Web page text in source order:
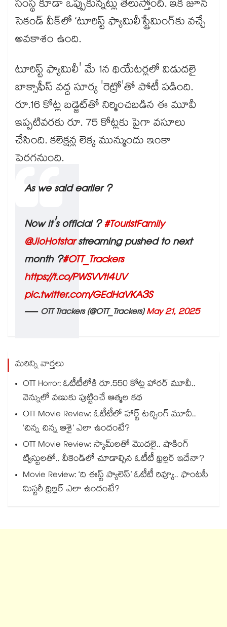
సంస్థ కూడా ఒప్పుకున్నట్లు తెలుస్తోంది. ఇక జూన్
సెకండ్ వీక్⁬లో ‘టూరిస్ట్‌‌ ఫ్యామిలీ’స్ట్రీమింగ్⁭కు వచ్చే
అవకాశం ఉంది.
టూరిస్ట్ ఫ్యామిలీ' మే 1న థియేటర్లలో విడుదలై
బాక్సాఫీస్ వద్ద సూర్య 'రెట్రో'తో పోటీ పడింది.
రూ.16 కోట్ల బడ్జెట్‌తో నిర్మించబడిన ఈ మూవీ
ఇప్పటివరకు రూ. 75 కోట్లకు పైగా వసూలు
చేసింది. కలెక్షన్ల లెక్క మున్ముందు ఇంకా
పెరగనుంది.
As we said earlier ?
Now it's official ?#TouristFamily
@JioHotstarstreaming pushed to next
month ?#OTT_Trackers
https://t.co/PWSVVtI4UV
pic.twitter.com/GEdHaVKA3S
— OTT Trackers (@OTT_Trackers)May 21, 2025
మరిన్ని వార్తలు
OTT Horror: ఓటీటీలోకి రూ.550 కోట్ల హారర్ మూవీ..
వెన్నులో వణుకు పుట్టించే ఆత్మల కథ
OTT Movie Review: ఓటీటీలో హార్ట్ టచ్చింగ్ మూవీ..
‘చిన్న చిన్న ఆశై’ ఎలా ఉందంటే?
OTT Movie Review: స్కామ్‌లతో మొదలై.. షాకింగ్
ట్విస్టులతో.. వీకెండ్‌లో చూడాల్సిన ఓటీటీ థ్రిల్లర్ ఇదేనా?
Movie Review: ‘ది ఈస్ట్ ప్యాలెస్’ ఓటీటీ రివ్యూ.. ఫాంటసీ
మిస్టరీ థ్రిల్లర్ ఎలా ఉందంటే?